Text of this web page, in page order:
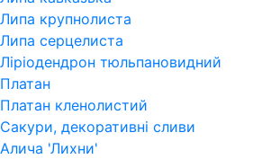
Липа крупнолиста
Липа серцелиста
Ліріодендрон тюльпановидний
Платан
Платан кленолистий
Сакури, декоративні сливи
Алича 'Лихни'